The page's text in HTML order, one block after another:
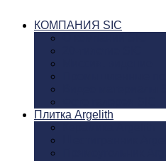
КОМПАНИЯ SIC
Плитка Argelith